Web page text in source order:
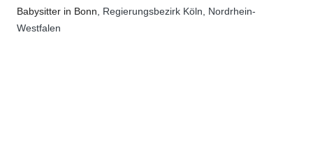
Babysitter in Bonn , Regierungsbezirk Köln, Nordrhein-
Westfalen